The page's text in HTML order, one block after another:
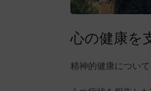
心の健康を
精神的健康につい